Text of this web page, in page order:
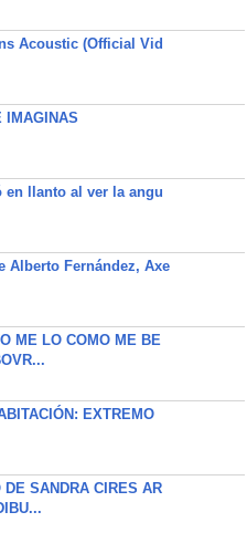
Acoustic (Official Vid
IMAGINAS
en llanto al ver la angu
Alberto Fernández, Axe
ME LO COMO ME BE
EXTREMO
DE SANDRA CIRES AR